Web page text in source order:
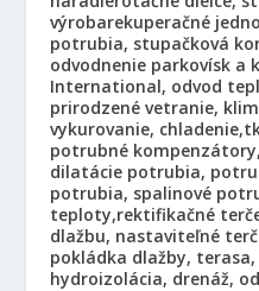
výrobarekuperačné
potrubia, stupačková
odvodnenie parkovísk a
International, odvod
prirodzené vetranie,
vykurovanie, chladenie,
potrubné
dilatácie potrubia,
potrubia, spalinové
teploty,rektifikačné
dlažbu, nastaviteľné
pokládka dlažby,
hydroizolácia, drenáž,